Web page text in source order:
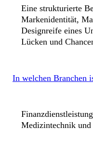
Eine strukturierte
Markenidentität,
Designreife eines
Lücken und
In welchen Branchen
Medizintechnik und